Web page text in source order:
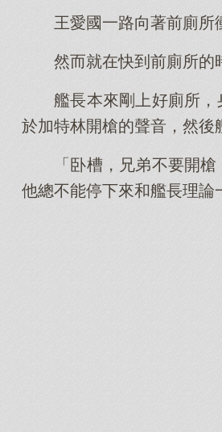
王愛國一路向著前廁所
然而就在快到前廁所的
艦長本來剛上好廁所
於加特林開槍的聲音，然後
「卧槽，兄弟不要開
他總不能停下來和艦長理論